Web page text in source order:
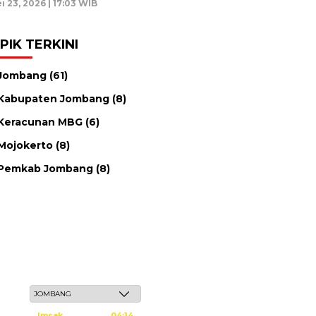
23, 2026 | 17:03 WIB
TERKINI
(61)
Jombang (8)
MBG (6)
(8)
Jombang (8)